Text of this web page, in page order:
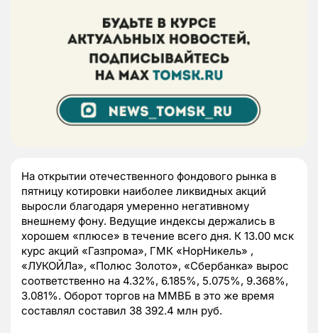
На открытии отечественного фондового рынка в
пятницу котировки наиболее ликвидных акций
выросли благодаря умеренно негативному
внешнему фону. Ведущие индексы держались в
хорошем «плюсе» в течение всего дня. К 13.00 мск
курс акций «Газпрома», ГМК «НорНикель» ,
«ЛУКОЙЛа», «Полюс Золото», «Сбербанка» вырос
соответственно на 4.32%, 6.185%, 5.075%, 9.368%,
3.081%. Оборот торгов на ММВБ в это же время
составлял составил 38 392.4 млн руб.